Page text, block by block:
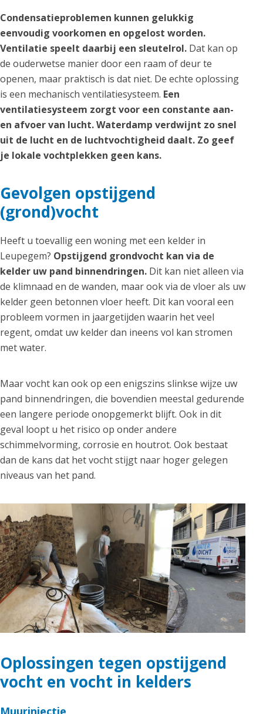
Condensatieproblemen kunnen gelukkig
eenvoudig voorkomen en opgelost worden.
Ventilatie speelt daarbij een sleutelrol. Dat kan op
de ouderwetse manier door een raam of deur te
openen, maar praktisch is dat niet. De echte oplossing
is een mechanisch ventilatiesysteem. Een
ventilatiesysteem zorgt voor een constante aan-
en afvoer van lucht. Waterdamp verdwijnt zo snel
uit de lucht en de luchtvochtigheid daalt. Zo geef
je lokale vochtplekken geen kans.
Gevolgen opstijgend
(grond)vocht
Heeft u toevallig een woning met een kelder in
Leupegem? Opstijgend grondvocht kan via de
kelder uw pand binnendringen. Dit kan niet alleen via
de klimnaad en de wanden, maar ook via de vloer als uw
kelder geen betonnen vloer heeft. Dit kan vooral een
probleem vormen in jaargetijden waarin het veel
regent, omdat uw kelder dan ineens vol kan stromen
met water.
Maar vocht kan ook op een enigszins slinkse wijze uw
pand binnendringen, die bovendien meestal gedurende
een langere periode onopgemerkt blijft. Ook in dit
geval loopt u het risico op onder andere
schimmelvorming, corrosie en houtrot. Ook bestaat
dan de kans dat het vocht stijgt naar hoger gelegen
niveaus van het pand.
Oplossingen tegen opstijgend
vocht en vocht in kelders
Muurinjectie